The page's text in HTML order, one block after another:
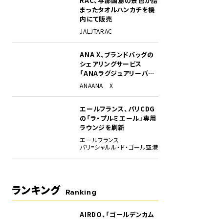
まったタオルハンカチを機
内にて販売
JALJTARAC
ANA X、ブランドバッグの
シェアリングサービス
「ANAラグジュアリーバッ
グ」開始
ANAANA X
エールフランス、パリCDG
の「ラ・プルミエール」専用
ラウンジを刷新
エールフランス
パリ=シャルル・ド・ゴール空港
ランキング Ranking
AIRDO、「ゴールデンカム